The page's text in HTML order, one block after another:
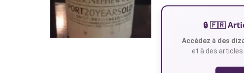
🔒 🇫🇷
Accédez à des
et à des